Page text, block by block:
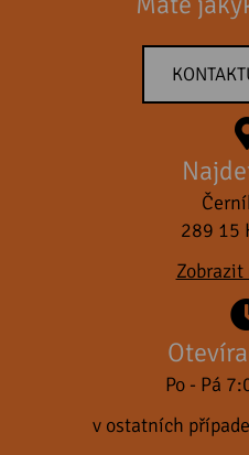
289 15
Zobrazit
Po - Pá
v ostatních